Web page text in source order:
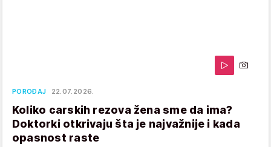
POROĐAJ 22.07.2026.
Koliko carskih rezova žena sme da ima?
Doktorki otkrivaju šta je najvažnije i kada
opasnost raste